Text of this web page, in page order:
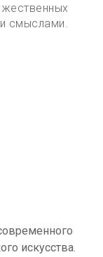
смыслами.
искусства.